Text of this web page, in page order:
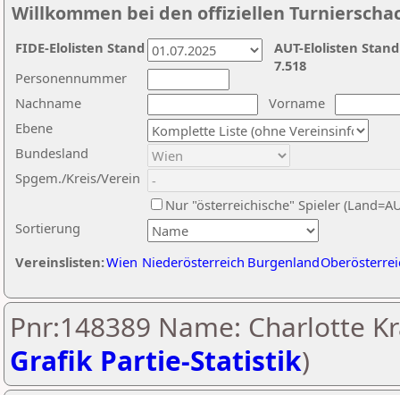
Willkommen bei den offiziellen
Nachname
Vorname
Ebene
Sortierung
Personennummer
Bundesland
Spgem./Kreis/Verein
Nur "österreichische" Spieler
Vereinslisten:Wien Niederösterreich Burgenland
AUT-Elolisten
7.518
FIDE-Elolisten Stand
Pnr:148389 Name: Charlotte
Grafik Partie-Statistik)